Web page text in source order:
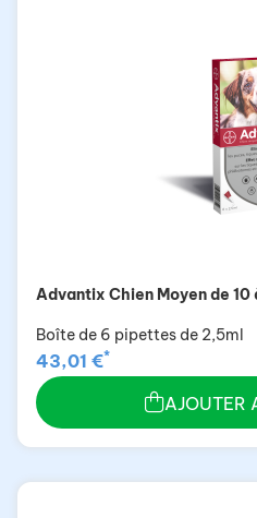
Advantix Chien Moyen de 10
Boîte de 6 pipettes de 2,5ml
43,01 €*
AJOUTER